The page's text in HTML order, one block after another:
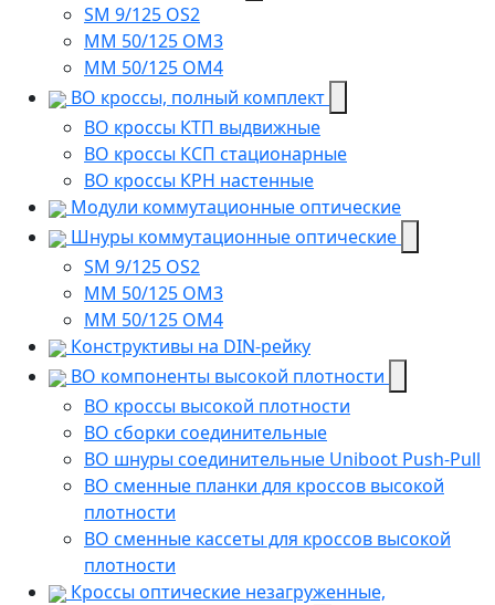
SM 9/125 OS2
MM 50/125 OM3
MM 50/125 OM4
ВО кроссы, полный комплект
ВО кроссы КТП выдвижные
ВО кроссы КСП стационарные
ВО кроссы КРН настенные
Модули коммутационные оптические
Шнуры коммутационные оптические
SM 9/125 OS2
MM 50/125 OM3
MM 50/125 OM4
Конструктивы на DIN-рейку
ВО компоненты высокой плотности
ВО кроссы высокой плотности
ВО сборки соединительные
ВО шнуры соединительные Uniboot Push-Pull
ВО сменные планки для кроссов высокой
плотности
ВО сменные кассеты для кроссов высокой
плотности
Кроссы оптические незагруженные,